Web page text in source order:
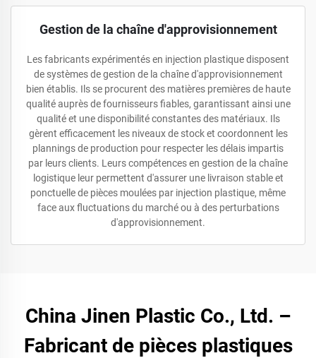
Gestion de la chaîne d'approvisionnement
Les fabricants expérimentés en injection plastique disposent
de systèmes de gestion de la chaîne d'approvisionnement
bien établis. Ils se procurent des matières premières de haute
qualité auprès de fournisseurs fiables, garantissant ainsi une
qualité et une disponibilité constantes des matériaux. Ils
gèrent efficacement les niveaux de stock et coordonnent les
plannings de production pour respecter les délais impartis
par leurs clients. Leurs compétences en gestion de la chaîne
logistique leur permettent d'assurer une livraison stable et
ponctuelle de pièces moulées par injection plastique, même
face aux fluctuations du marché ou à des perturbations
d'approvisionnement.
China Jinen Plastic Co., Ltd. –
Fabricant de pièces plastiques